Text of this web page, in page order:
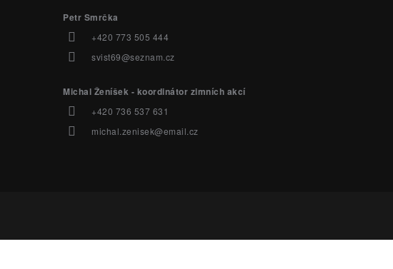
Petr Smrčka
+420 773 505 444
svist69@seznam.cz
Michal Ženíšek - koordinátor zimních akcí
+420 736 537 631
michal.zenisek@email.cz